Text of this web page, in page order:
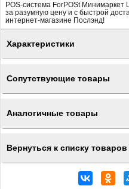
POS-система ForPOSt
за разумную цену и с быстрой
интернет-магазине Послэнд!
Характеристики
Сопутствующие товары
Аналогичные товары
Вернуться к списку товаров